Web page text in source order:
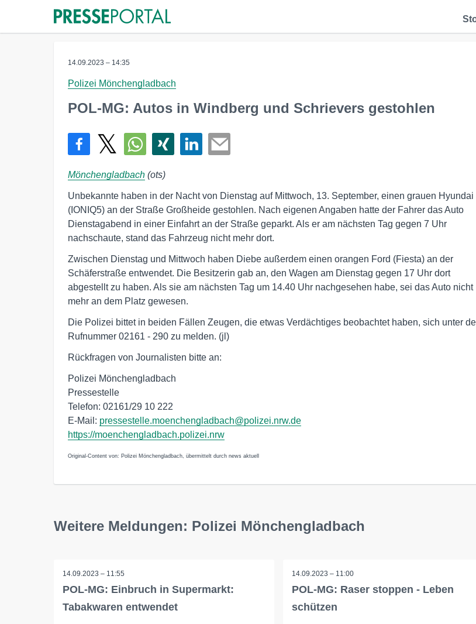
14.09.2023 – 14:35
Polizei Mönchengladbach
POL-MG: Autos in Windberg und Schrievers gestohlen
Mönchengladbach (ots)
Unbekannte haben in der Nacht von Dienstag auf Mittwoch, 13. September, einen grauen Hyundai
(IONIQ5) an der Straße Großheide gestohlen. Nach eigenen Angaben hatte der Fahrer das Auto
Dienstagabend in einer Einfahrt an der Straße geparkt. Als er am nächsten Tag gegen 7 Uhr
nachschaute, stand das Fahrzeug nicht mehr dort.
Zwischen Dienstag und Mittwoch haben Diebe außerdem einen orangen Ford (Fiesta) an der
Schäferstraße entwendet. Die Besitzerin gab an, den Wagen am Dienstag gegen 17 Uhr dort
abgestellt zu haben. Als sie am nächsten Tag um 14.40 Uhr nachgesehen habe, sei das Auto nicht
mehr an dem Platz gewesen.
Die Polizei bittet in beiden Fällen Zeugen, die etwas Verdächtiges beobachtet haben, sich unter
Rufnummer 02161 - 290 zu melden. (jl)
Rückfragen von Journalisten bitte an:
Polizei Mönchengladbach
Pressestelle
Telefon: 02161/29 10 222
E-Mail: pressestelle.moenchengladbach@polizei.nrw.de
https://moenchengladbach.polizei.nrw
Original-Content von: Polizei Mönchengladbach, übermittelt durch news aktuell
Weitere Meldungen: Polizei Mönchengladbach
14.09.2023 – 11:55
POL-MG: Einbruch in Supermarkt:
Tabakwaren entwendet
14.09.2023 – 11:00
POL-MG: Raser stoppen - Leben
schützen